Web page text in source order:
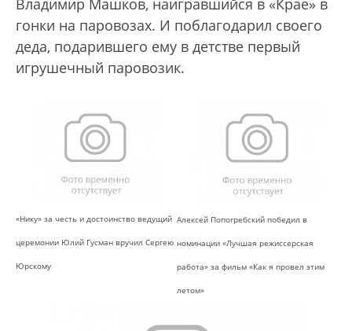
Владимир Машков, наигравшийся в «Крае» в
гонки на паровозах. И поблагодарил своего
деда, подарившего ему в детстве первый
игрушечный паровозик.
«Нику» за честь и достоинство ведущий
церемонии Юлий Гусман вручил Сергею
Юрскому
Алексей Попогребский победил в
номинации «Лучшая режиссерская
работа» за фильм «Как я провел этим
летом»